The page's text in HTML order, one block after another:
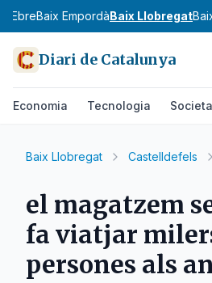
EbreBaix EmpordàBaix Llobregat
Diari de Catalunya
Economia Tecnologia
Baix Llobregat Castelldefels
el magatzem
fa viatjar
persones als